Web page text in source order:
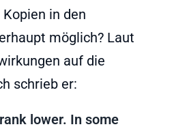
in den
möglich? Laut
auf die
schrieb er:
lower. In some